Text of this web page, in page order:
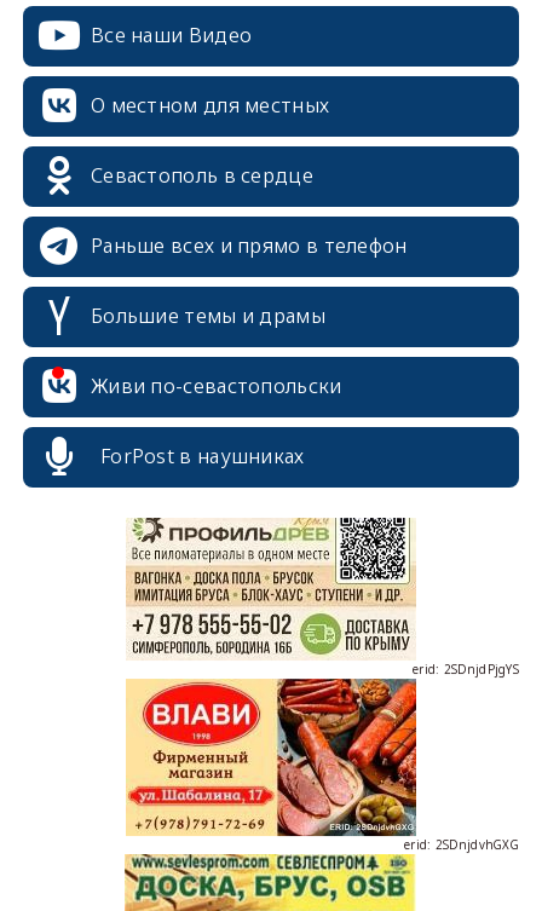
Все наши Видео
О местном для местных
Севастополь в сердце
Раньше всех и прямо в телефон
Большие темы и драмы
Живи по-севастопольски
ForPost в наушниках
erid: 2SDnjcrDNw6
erid: 2SDnjdPjgYS
erid: 2SDnjdvhGXG